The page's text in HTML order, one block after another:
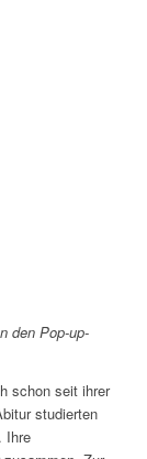
den Pop-up-
schon seit ihrer
studierten
Ihre